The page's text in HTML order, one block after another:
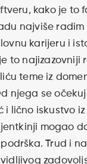
kako je to
najviše radim
karijeru i
to najizazovniji
teme iz
njega se
i lično iskustvo
mogao
Trud i